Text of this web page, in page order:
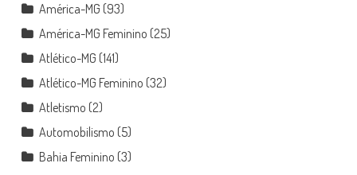
América-MG (93)
América-MG Feminino (25)
Atlético-MG (141)
Atlético-MG Feminino (32)
Atletismo (2)
Automobilismo (5)
Bahia Feminino (3)